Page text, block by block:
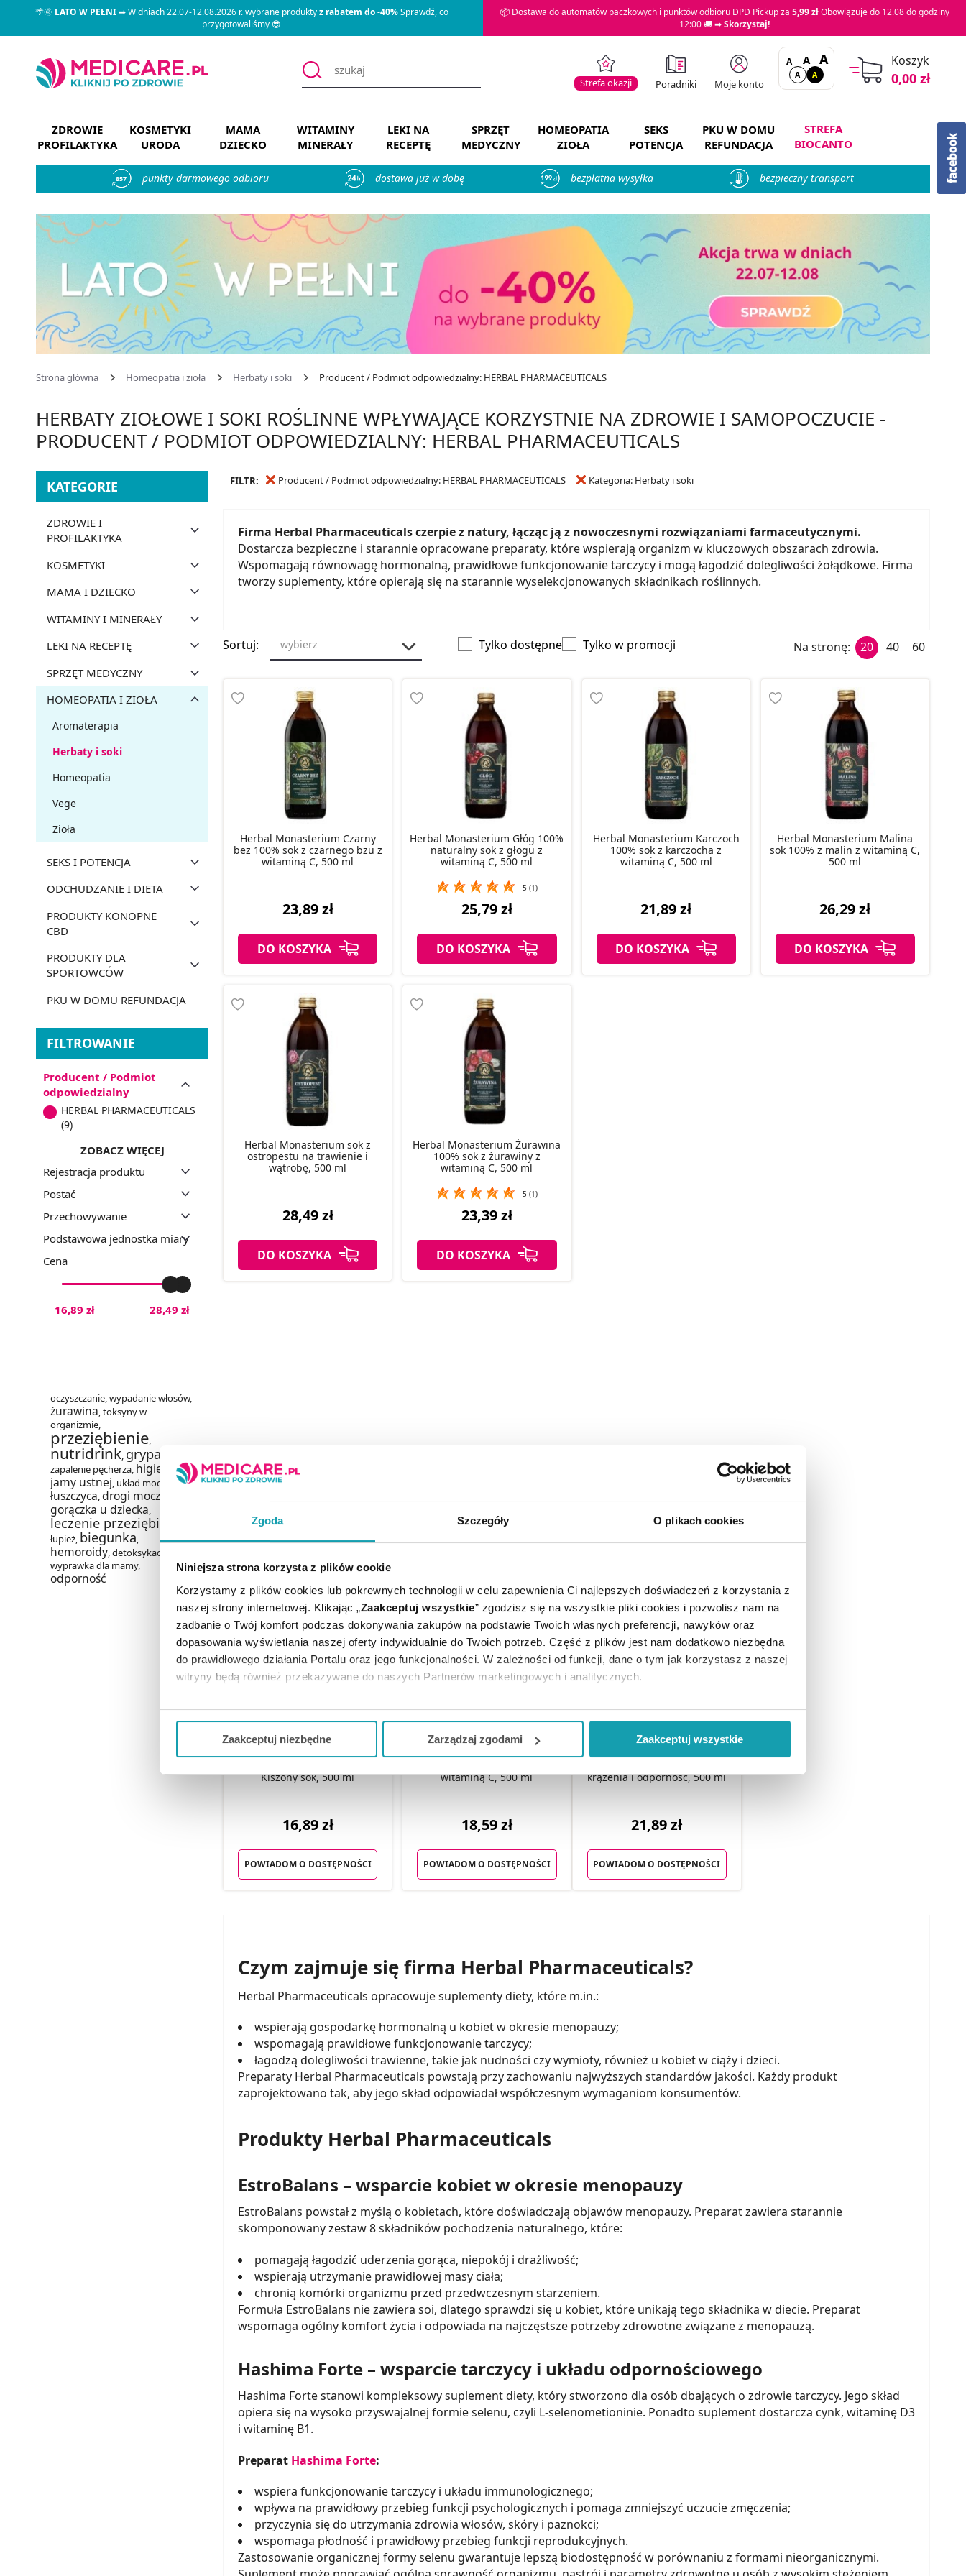
Zgoda Szczegóły O plikach cookies
Niniejsza strona korzysta z plików cookie
Korzystamy z plików cookies lub pokrewnych technologii w celu zapewnienia Ci najlepszych doświadczeń z korzystania z
naszej strony internetowej. Klikając „Zaakceptuj wszystkie” zgodzisz się na wszystkie pliki cookies i pozwolisz nam na
zadbanie o Twój komfort podczas dokonywania zakupów na podstawie Twoich własnych preferencji, nawyków oraz
dopasowania wyświetlania naszej oferty indywidualnie do Twoich potrzeb. Część z plików jest nam dodatkowo niezbędna
do prawidłowego działania Portalu oraz jego funkcjonalności. W zależności od funkcji, dane o tym jak korzystasz z naszej
witryny będą również przekazywane do naszych Partnerów marketingowych i analitycznych.
Jeżeli chcesz dostosować swoją zgodę i wybrać tylko niektóre dodatkowe funkcje, z którymi wiąże się zbieranie danych o
Ciebie danych, które nie są niezbędne dla funkcjonowania Strony. Będzie się to jednak wiązało z brakiem dostępu do
Zaakceptuj niezbędne Zarządzaj zgodami Zaakceptuj wszystkie
🌴🌞LATO W PEŁNI➡ W dniach 22.07-12.08.2026 r. wybrane produktyz rabatem do -40%Sprawdź, co
przygotowaliśmy 😎
📦 Dostawa do automatów paczkowych i punktów odbioru DPD Pickup za 5,99 złObowiązuje do 12.08 do godziny
12:00 🚚 ➡Skorzystaj!
Strefa okazji Poradniki Moje konto
A A A
A A
Koszyk
0,00 zł
ZDROWIE
PROFILAKTYKA
KOSMETYKI
URODA
MAMA
DZIECKO
WITAMINY
MINERAŁY
LEKI NA
RECEPTĘ
SPRZĘT
MEDYCZNY
HOMEOPATIA
ZIOŁA
SEKS
POTENCJA
PKU W DOMU
REFUNDACJA
STREFA
BIOCANTO
857 punkty darmowego odbioru dostawa już w dobę bezpłatna wysyłka bezpieczny transport
Strona główna Homeopatia i zioła Herbaty i soki Producent / Podmiot odpowiedzialny: HERBAL PHARMACEUTICALS
HERBATY ZIOŁOWE I SOKI ROŚLINNE WPŁYWAJĄCE KORZYSTNIE NA ZDROWIE I SAMOPOCZUCIE -
PRODUCENT / PODMIOT ODPOWIEDZIALNY: HERBAL PHARMACEUTICALS
KATEGORIE
ZDROWIE I
PROFILAKTYKA
KOSMETYKI
MAMA I DZIECKO
WITAMINY I MINERAŁY
LEKI NA RECEPTĘ
SPRZĘT MEDYCZNY
HOMEOPATIA I ZIOŁA
Aromaterapia
Herbaty i soki
Homeopatia
Vege
Zioła
SEKS I POTENCJA
ODCHUDZANIE I DIETA
PRODUKTY KONOPNE
CBD
PRODUKTY DLA
SPORTOWCÓW
PKU W DOMU REFUNDACJA
FILTROWANIE
Producent / Podmiot
odpowiedzialny
HERBAL PHARMACEUTICALS
(9)
ZOBACZ WIĘCEJ
Rejestracja produktu
Postać
Przechowywanie
Podstawowa jednostka miary
Cena
16,89 zł 28,49 zł
oczyszczanie,wypadanie włosów,
żurawina,toksyny w
organizmie,
przeziębienie,
nutridrink, grypa
zapalenie pęcherza, higiena
jamy ustnej, układ moczowy,
łuszczyca,drogi moczowe
gorączka u dziecka,
leczenie przeziębienia
łupież, biegunka,
hemoroidy,detoksykacja
wyprawka dla mamy,
odporność
FILTR: Producent / Podmiot odpowiedzialny: HERBAL PHARMACEUTICALS Kategoria: Herbaty i soki
Firma Herbal Pharmaceuticals czerpie z natury, łącząc ją z nowoczesnymi rozwiązaniami farmaceutycznymi.
Dostarcza bezpieczne i starannie opracowane preparaty, które wspierają organizm w kluczowych obszarach zdrowia.
Wspomagają równowagę hormonalną, prawidłowe funkcjonowanie tarczycy i mogą łagodzić dolegliwości żołądkowe. Firma
tworzy suplementy, które opierają się na starannie wyselekcjonowanych składnikach roślinnych.
Sortuj: wybierz Tylko dostępne Tylko w promocji Na stronę: 20 40 60
Herbal Monasterium Czarny
bez 100% sok z czarnego bzu z
witaminą C, 500 ml
23,89 zł
DO KOSZYKA
Herbal Monasterium Głóg 100%
naturalny sok z głogu z
witaminą C, 500 ml
5 (1)
25,79 zł
DO KOSZYKA
Herbal Monasterium Karczoch
100% sok z karczocha z
witaminą C, 500 ml
21,89 zł
DO KOSZYKA
Herbal Monasterium Malina
sok 100% z malin z witaminą C,
500 ml
26,29 zł
DO KOSZYKA
Herbal Monasterium sok z
ostropestu na trawienie i
wątrobę, 500 ml
28,49 zł
DO KOSZYKA
Herbal Monasterium Żurawina
100% sok z żurawiny z
witaminą C, 500 ml
5 (1)
23,39 zł
DO KOSZYKA
Kiszony sok, 500 ml
16,89 zł
POWIADOM O DOSTĘPNOŚCI
Herbal Monasterium Pokrzywa
witaminą C, 500 ml
18,59 zł
POWIADOM O DOSTĘPNOŚCI
Herbal Monasterium sok z
krążenia i odporność, 500 ml
21,89 zł
POWIADOM O DOSTĘPNOŚCI
Czym zajmuje się firma Herbal Pharmaceuticals?
Herbal Pharmaceuticals opracowuje suplementy diety, które m.in.:
wspierają gospodarkę hormonalną u kobiet w okresie menopauzy;
wspomagają prawidłowe funkcjonowanie tarczycy;
łagodzą dolegliwości trawienne, takie jak nudności czy wymioty, również u kobiet w ciąży i dzieci.
Preparaty Herbal Pharmaceuticals powstają przy zachowaniu najwyższych standardów jakości. Każdy produkt
zaprojektowano tak, aby jego skład odpowiadał współczesnym wymaganiom konsumentów.
Produkty Herbal Pharmaceuticals
EstroBalans – wsparcie kobiet w okresie menopauzy
EstroBalans powstał z myślą o kobietach, które doświadczają objawów menopauzy. Preparat zawiera starannie
skomponowany zestaw 8 składników pochodzenia naturalnego, które:
pomagają łagodzić uderzenia gorąca, niepokój i drażliwość;
wspierają utrzymanie prawidłowej masy ciała;
chronią komórki organizmu przed przedwczesnym starzeniem.
Formuła EstroBalans nie zawiera soi, dlatego sprawdzi się u kobiet, które unikają tego składnika w diecie. Preparat
wspomaga ogólny komfort życia i odpowiada na najczęstsze potrzeby zdrowotne związane z menopauzą.
Hashima Forte – wsparcie tarczycy i układu odpornościowego
Hashima Forte stanowi kompleksowy suplement diety, który stworzono dla osób dbających o zdrowie tarczycy. Jego skład
opiera się na wysoko przyswajalnej formie selenu, czyli L-selenometioninie. Ponadto suplement dostarcza cynk, witaminę D3
i witaminę B1.
Preparat Hashima Forte:
wspiera funkcjonowanie tarczycy i układu immunologicznego;
wpływa na prawidłowy przebieg funkcji psychologicznych i pomaga zmniejszyć uczucie zmęczenia;
przyczynia się do utrzymania zdrowia włosów, skóry i paznokci;
wspomaga płodność i prawidłowy przebieg funkcji reprodukcyjnych.
Zastosowanie organicznej formy selenu gwarantuje lepszą biodostępność w porównaniu z formami nieorganicznymi.